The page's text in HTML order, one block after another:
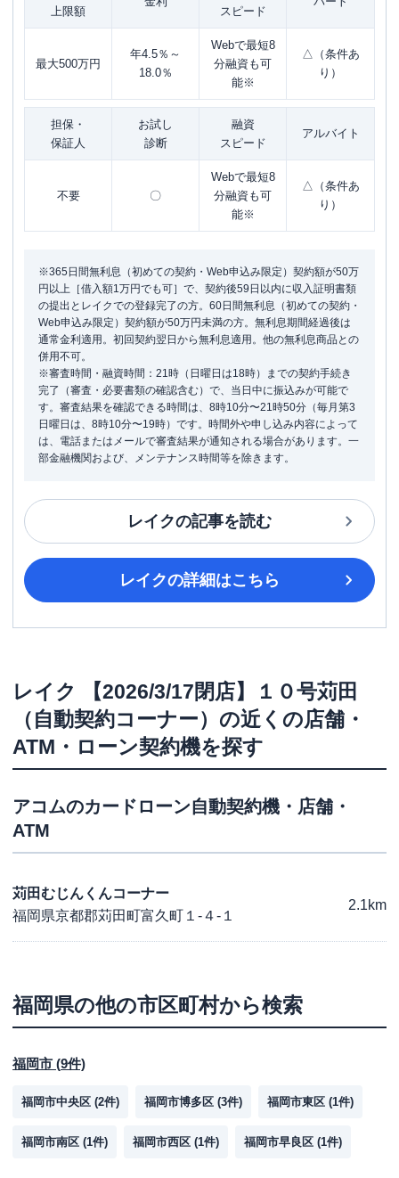
上限額 スピード
最大500万円
年4.5％～
18.0％
Webで最短8
分融資も可
能※
△（条件あ
り）
担保・
保証人
お試し
診断
融資
スピード
アルバイト
不要 〇
Webで最短8
分融資も可
能※
△（条件あ
り）
※365日間無利息（初めての契約・Web申込み限定）契約額が50万
円以上［借入額1万円でも可］で、契約後59日以内に収入証明書類
の提出とレイクでの登録完了の方。60日間無利息（初めての契約・
Web申込み限定）契約額が50万円未満の方。無利息期間経過後は
通常金利適用。初回契約翌日から無利息適用。他の無利息商品との
併用不可。
※審査時間・融資時間：21時（日曜日は18時）までの契約手続き
完了（審査・必要書類の確認含む）で、当日中に振込みが可能で
す。審査結果を確認できる時間は、8時10分〜21時50分（毎月第3
日曜日は、8時10分〜19時）です。時間外や申し込み内容によって
は、電話またはメールで審査結果が通知される場合があります。一
部金融機関および、メンテナンス時間等を除きます。
レイクの記事を読む
レイクの詳細はこちら
レイク
【2026/3/17閉店】１０号苅田
（自動契約コーナー） の近くの店舗・
ATM・ローン契約機を探す
アコムのカードローン自動契約機・店舗・
ATM
苅田むじんくんコーナー
福岡県京都郡苅田町富久町１-４-１
2.1km
福岡県の他の市区町村から検索
福岡市 (9件)
福岡市中央区 (2件) 福岡市博多区 (3件) 福岡市東区 (1件)
福岡市南区 (1件) 福岡市西区 (1件) 福岡市早良区 (1件)